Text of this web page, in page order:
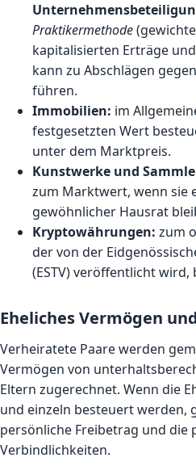
Praktikermethode
kapitalisierten Erträge
kann zu Abschlägen
führen.
Immobilien: im
festgesetzten Wert
unter dem Marktpreis.
Kunstwerke und
zum Marktwert, wenn sie
gewöhnlicher Hausrat
Kryptowährungen: zum
der von der
(ESTV) veröffentlicht wird,
Eheliches Vermögen
Verheiratete Paare werden
Vermögen von
Eltern zugerechnet. Wenn die
und einzeln besteuert werden,
persönliche Freibetrag und die
Verbindlichkeiten.